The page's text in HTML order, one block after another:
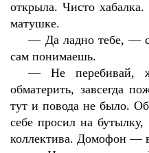
открыла. Чисто
матушке.
— Да ладно тебе, —
сам понимаешь.
—Не
обматерить, завсегда
тут и повода не было.
себе просил на
коллектива. Домофон —